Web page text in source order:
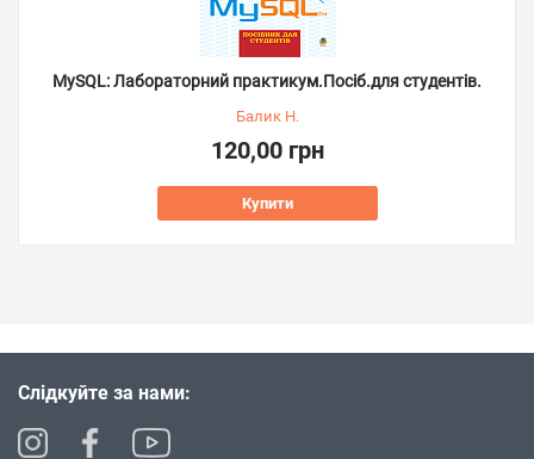
MySQL: Лабораторний практикум.Посіб.для студентів.
Балик Н.
120,00 грн
Купити
Слідкуйте за нами: